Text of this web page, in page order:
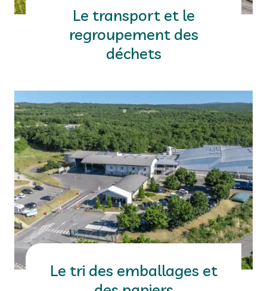
Le transport et le
regroupement des
déchets
Le tri des emballages et